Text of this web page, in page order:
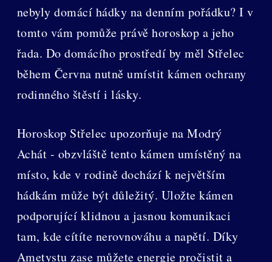
nebyly domácí hádky na denním pořádku? I v
tomto vám pomůže právě horoskop a jeho
řada. Do domácího prostředí by měl Střelec
během Června nutně umístit kámen ochrany
rodinného štěstí i lásky.
Horoskop Střelec upozorňuje na Modrý
Achát - obzvláště tento kámen umístěný na
místo, kde v rodině dochází k největším
hádkám může být důležitý. Uložte kámen
podporující klidnou a jasnou komunikaci
tam, kde cítíte nerovnováhu a napětí. Díky
Ametystu zase můžete energie pročistit a